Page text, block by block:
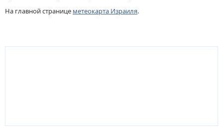
На главной странице метеокарта Израиля.